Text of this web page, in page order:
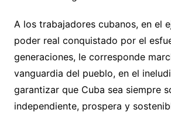
A los trabajadores cubanos, en el
poder real conquistado por el
generaciones, le corresponde
vanguardia del pueblo, en el
garantizar que Cuba sea siempre
independiente, prospera y